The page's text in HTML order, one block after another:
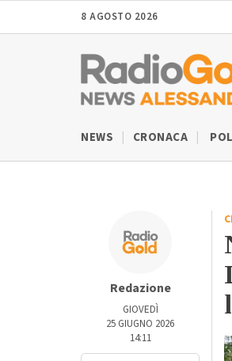
8 AGOSTO 2026
NEWS CRONACA
Redazione
GIOVEDÌ
25 GIUGNO 2026
14:11